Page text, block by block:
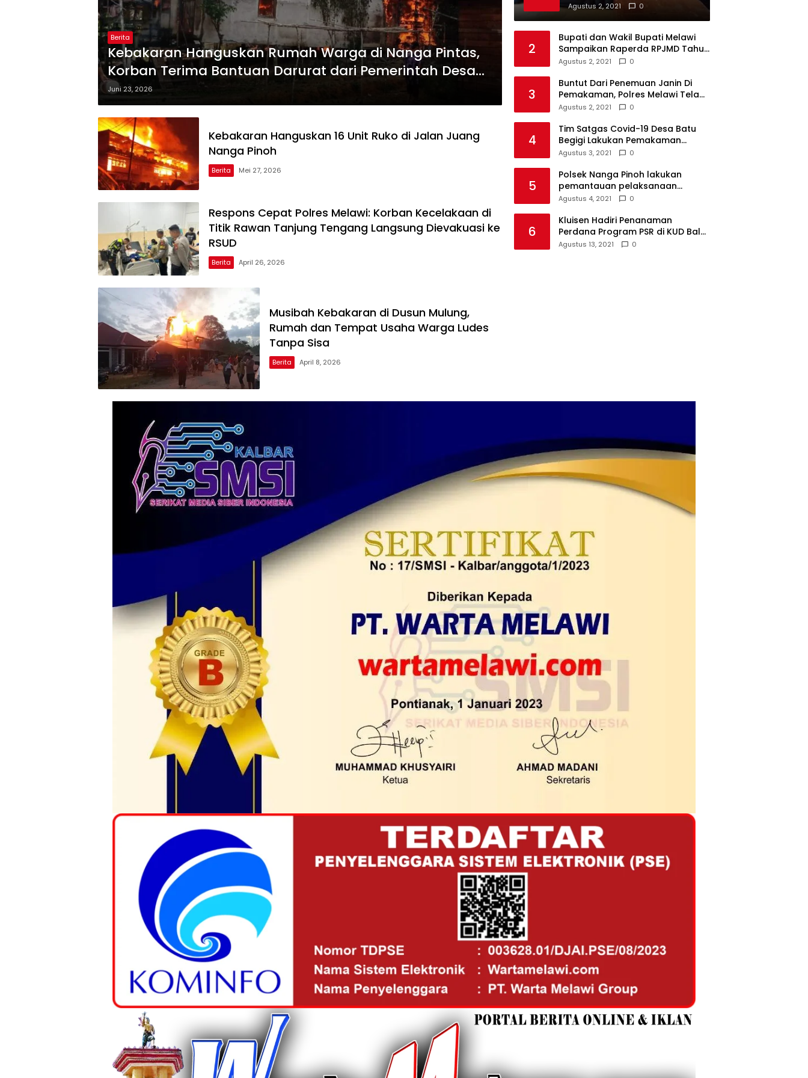
Berita
Kebakaran Hanguskan Rumah Warga di Nanga Pintas,
Korban Terima Bantuan Darurat dari Pemerintah Desa
dan Masyarakat
Juni 23, 2026
Kebakaran Hanguskan 16 Unit Ruko di Jalan Juang
Nanga Pinoh
Berita Mei 27, 2026
Respons Cepat Polres Melawi: Korban Kecelakaan di
Titik Rawan Tanjung Tengang Langsung Dievakuasi ke
RSUD
Berita April 26, 2026
Musibah Kebakaran di Dusun Mulung,
Rumah dan Tempat Usaha Warga Ludes
Tanpa Sisa
Berita April 8, 2026
Darah di Beberapa Sekolah
Agustus 2, 2021 0
2
Bupati dan Wakil Bupati Melawi
Sampaikan Raperda RPJMD Tahun
2021-2026 ke DPRD
Agustus 2, 2021 0
3
Buntut Dari Penemuan Janin Di
Pemakaman, Polres Melawi Telah
Tetapkan 4 Tersangka
Agustus 2, 2021 0
4
Tim Satgas Covid-19 Desa Batu
Begigi Lakukan Pemakaman
Pasien Covid-19 Sesuai Prokes
Agustus 3, 2021 0
5
Polsek Nanga Pinoh lakukan
pemantauan pelaksanaan
vaksinasi covid-19 tahap 2
Agustus 4, 2021 0
6
Kluisen Hadiri Penanaman
Perdana Program PSR di KUD Bale
Yotro Beloyan
Agustus 13, 2021 0